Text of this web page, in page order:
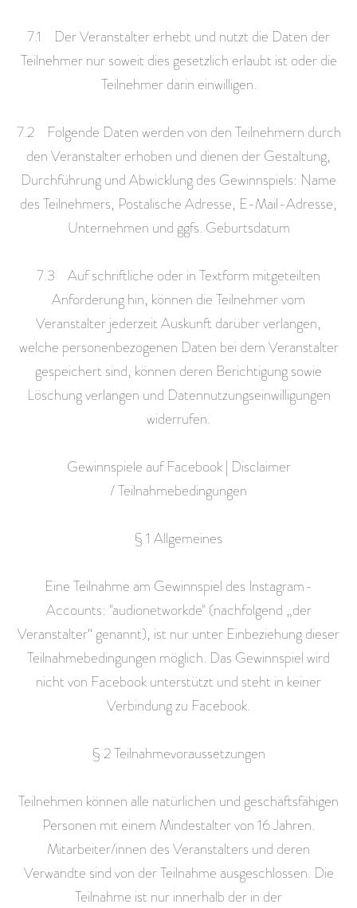
7.1 Der Veranstalter erhebt und nutzt die Daten der
Teilnehmer nur soweit dies gesetzlich erlaubt ist oder die
Teilnehmer darin einwilligen.
7.2 Folgende Daten werden von den Teilnehmern durch
den Veranstalter erhoben und dienen der Gestaltung,
Durchführung und Abwicklung des Gewinnspiels: Name
des Teilnehmers, Postalische Adresse, E-Mail-Adresse,
Unternehmen und ggfs. Geburtsdatum
7.3 Auf schriftliche oder in Textform mitgeteilten
Anforderung hin, können die Teilnehmer vom
Veranstalter jederzeit Auskunft darüber verlangen,
welche personenbezogenen Daten bei dem Veranstalter
gespeichert sind, können deren Berichtigung sowie
Löschung verlangen und Datennutzungseinwilligungen
widerrufen.
Gewinnspiele auf Facebook | Disclaimer
/ Teilnahmebedingungen
§ 1 Allgemeines
Eine Teilnahme am Gewinnspiel des Instagram-
Accounts: "audionetworkde" (nachfolgend „der
Veranstalter“ genannt), ist nur unter Einbeziehung dieser
Teilnahmebedingungen möglich. Das Gewinnspiel wird
nicht von Facebook unterstützt und steht in keiner
Verbindung zu Facebook.
§ 2 Teilnahmevoraussetzungen
Teilnehmen können alle natürlichen und geschäftsfähigen
Personen mit einem Mindestalter von 16 Jahren.
Mitarbeiter/innen des Veranstalters und deren
Verwandte sind von der Teilnahme ausgeschlossen. Die
Teilnahme ist nur innerhalb der in der